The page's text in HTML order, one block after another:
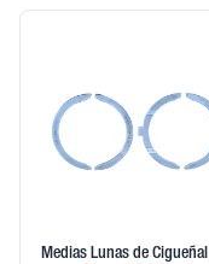
Medias Lunas de Cigueñal